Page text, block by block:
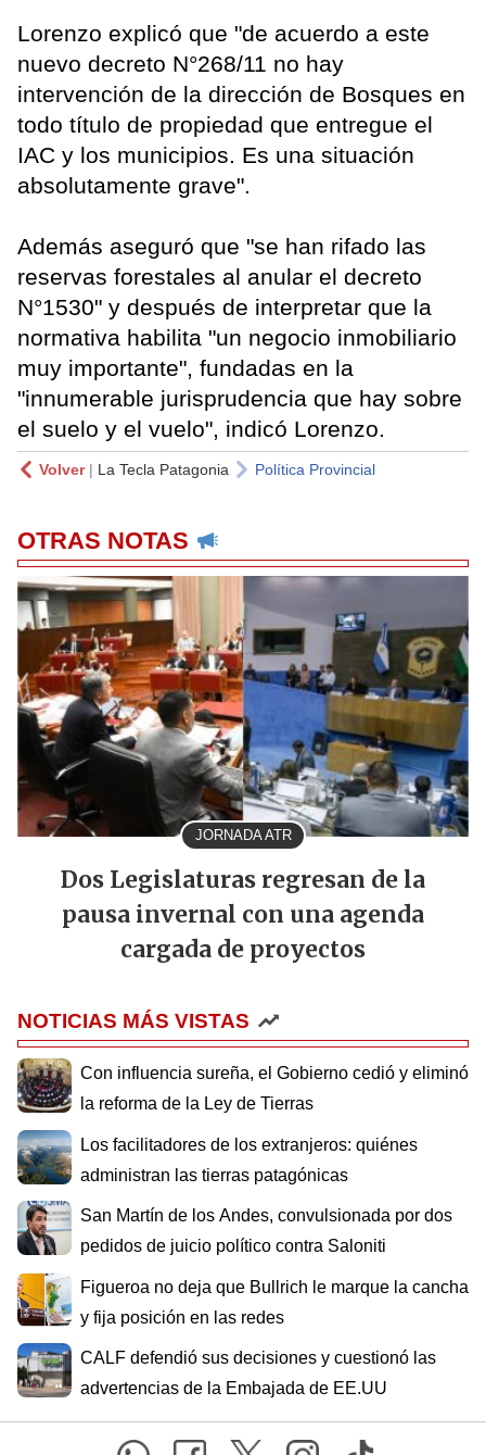
Lorenzo explicó que "de acuerdo a este
nuevo decreto N°268/11 no hay
intervención de la dirección de Bosques en
todo título de propiedad que entregue el
IAC y los municipios. Es una situación
absolutamente grave".
Además aseguró que "se han rifado las
reservas forestales al anular el decreto
N°1530" y después de interpretar que la
normativa habilita "un negocio inmobiliario
muy importante", fundadas en la
"innumerable jurisprudencia que hay sobre
el suelo y el vuelo", indicó Lorenzo.
Volver| La Tecla Patagonia Política Provincial
OTRAS NOTAS
JORNADA ATR
Dos Legislaturas regresan de la
pausa invernal con una agenda
cargada de proyectos
NOTICIAS MÁS VISTAS
Con influencia sureña, el Gobierno cedió y eliminó
la reforma de la Ley de Tierras
Los facilitadores de los extranjeros: quiénes
administran las tierras patagónicas
San Martín de los Andes, convulsionada por dos
pedidos de juicio político contra Saloniti
Figueroa no deja que Bullrich le marque la cancha
y fija posición en las redes
CALF defendió sus decisiones y cuestionó las
advertencias de la Embajada de EE.UU